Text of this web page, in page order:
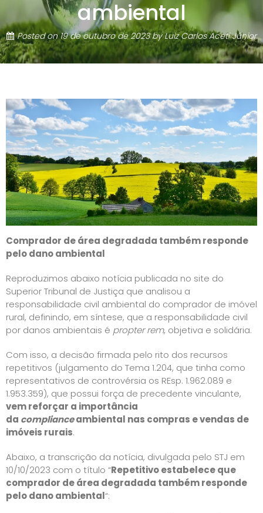
ambiental
Posted on19 de outubro de 2023byLuiz Carlos Aceti Júnior
Comprador de área degradada também responde
pelo dano ambiental
Reproduzimos abaixo notícia publicada no site do
Superior Tribunal de Justiça que analisou a
responsabilidade civil ambiental do comprador de imóvel
rural, definindo, em síntese, que a responsabilidade civil
por danos ambientais é propter rem, objetiva e solidária.
Com isso, a decisão firmada pelo rito dos recursos
repetitivos (julgamento do Tema 1.204, que tinha como
representativos de controvérsia os REsp. 1.962.089 e
1.953.359), que possui força de precedente vinculante,
vem reforçar a importância
da complianceambiental nas compras e vendas de
imóveis rurais.
Abaixo, a transcrição da notícia, divulgada pelo STJ em
10/10/2023 com o título “Repetitivo estabelece que
comprador de área degradada também responde
pelo dano ambiental“: